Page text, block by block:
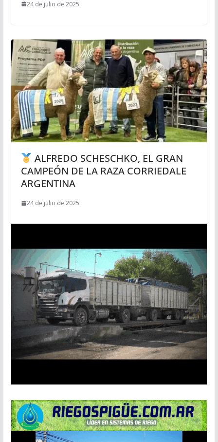
24 de julio de 2025
ALFREDO SCHESCHKO, EL GRAN
CAMPEÓN DE LA RAZA CORRIEDALE
ARGENTINA
24 de julio de 2025